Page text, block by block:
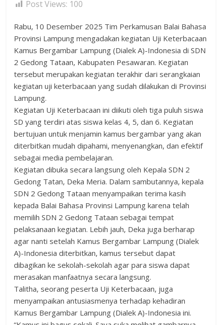
Post Views: 100
Rabu, 10 Desember 2025 Tim Perkamusan Balai Bahasa
Provinsi Lampung mengadakan kegiatan Uji Keterbacaan
Kamus Bergambar Lampung (Dialek A)-Indonesia di SDN
2 Gedong Tataan, Kabupaten Pesawaran. Kegiatan
tersebut merupakan kegiatan terakhir dari serangkaian
kegiatan uji keterbacaan yang sudah dilakukan di Provinsi
Lampung.
Kegiatan Uji Keterbacaan ini diikuti oleh tiga puluh siswa
SD yang terdiri atas siswa kelas 4, 5, dan 6. Kegiatan
bertujuan untuk menjamin kamus bergambar yang akan
diterbitkan mudah dipahami, menyenangkan, dan efektif
sebagai media pembelajaran.
Kegiatan dibuka secara langsung oleh Kepala SDN 2
Gedong Tatan, Deka Meria. Dalam sambutannya, kepala
SDN 2 Gedong Tataan menyampaikan terima kasih
kepada Balai Bahasa Provinsi Lampung karena telah
memilih SDN 2 Gedong Tataan sebagai tempat
pelaksanaan kegiatan. Lebih jauh, Deka juga berharap
agar nanti setelah Kamus Bergambar Lampung (Dialek
A)-Indonesia diterbitkan, kamus tersebut dapat
dibagikan ke sekolah-sekolah agar para siswa dapat
merasakan manfaatnya secara langsung.
Talitha, seorang peserta Uji Keterbacaan, juga
menyampaikan antusiasmenya terhadap kehadiran
Kamus Bergambar Lampung (Dialek A)-Indonesia ini.